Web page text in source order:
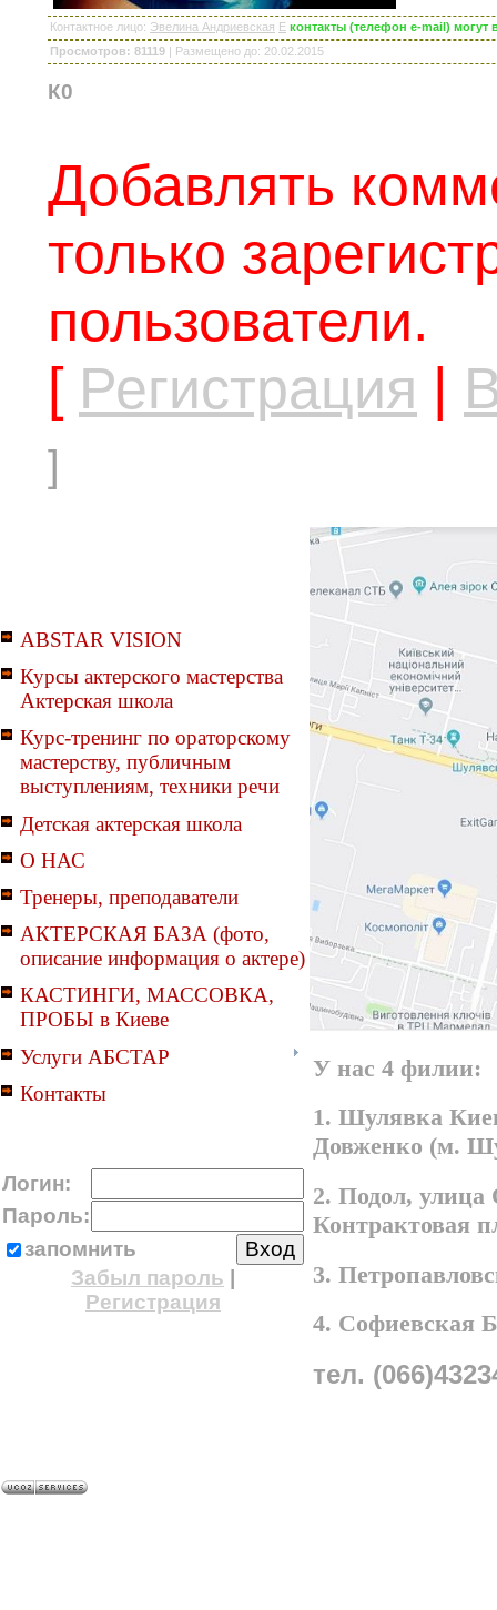
Контактное лицо: Эвелина Андриевская E контакты (телефон e-mail) могут
Просмотров: 81119 | Размещено до: 20.02.2015
К0
Добавлять
только
пользователи.
[ Регистрация |
]
ABSTAR VISION
Курсы актерского мастерства
Актерская школа
Курс-тренинг по ораторскому
мастерству, публичным
выступлениям, техники речи
Детская актерская школа
О НАС
Тренеры, преподаватели
АКТЕРСКАЯ БАЗА (фото,
описание информация о актере)
КАСТИНГИ, МАССОВКА,
ПРОБЫ в Киеве
Услуги АБСТАР
Контакты
Логин:
Пароль:
запомнить
Забыл пароль
Регистрация
У нас 4 филии:
1. Шулявка
Довженко (м.
2. Подол,
Контрактовая
3.
4. Софиевская
тел.